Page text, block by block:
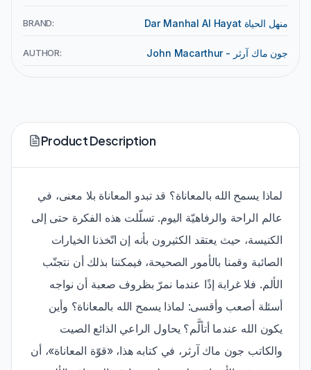
BRAND: Dar Manhal Al Hayat منهل الحياة
AUTHOR: John Macarthur - جون ماك آرثر
Product Description
لماذا يسمح الله بالمعاناة؟ قد تبدو المعاناة بلا معنى، في
عالم الراحة والرفاهيّة اليوم. تسلّلت هذه الفكرة حتى إلى
الكنيسة، حيث يعتقد الكثيرون بأنه إن اتّخذنا الخيارات
الصائبة وقمنا بالأمور الصحيحة، فيمكننا بذلك أن نتجنّب
الألم. فلا غرابة إذًا عندما نمرّ بظروف صعبة أن نواجه
أسئلة أصعب وأقسى: لماذا يسمح الله بالمعاناة؟ وأين
يكون الله عندما أتألَّم؟ يحاول الراعي الذائع الصيت
والكاتب جون ماك آرثر، في كتابه هذا، «قوّة المعاناة»، أن